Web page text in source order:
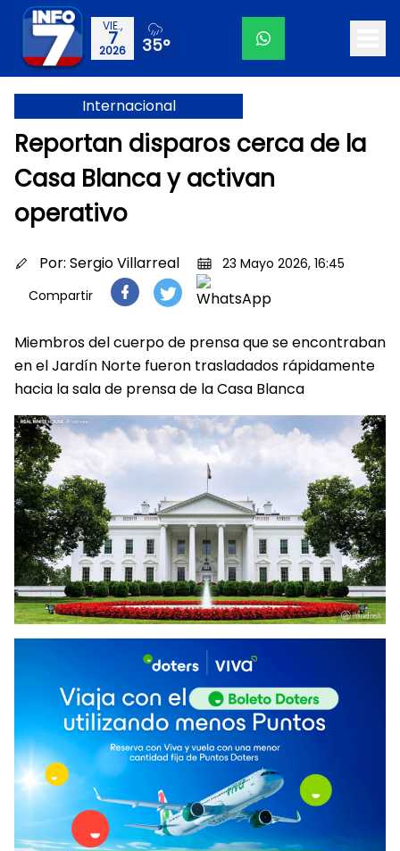
VIE.,
7
2026 35°
Internacional
Reportan disparos cerca de la
Casa Blanca y activan
operativo
Por: Sergio Villarreal
23 Mayo 2026, 16:45
Compartir
Miembros del cuerpo de prensa que se encontraban
en el Jardín Norte fueron trasladados rápidamente
hacia la sala de prensa de la Casa Blanca